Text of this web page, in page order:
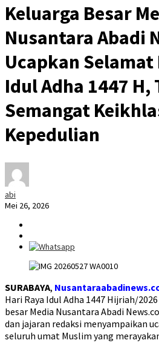
Keluarga Besar
Nusantara Abadi
Ucapkan Selamat
Idul Adha 1447 H,
Semangat
Kepedulian
abi
Mei 26, 2026
SURABAYA,
Hari Raya Idul Adha 1447 Hijriah/
besar Media Nusantara Abadi
dan jajaran redaksi menyampaikan
seluruh umat Muslim yang